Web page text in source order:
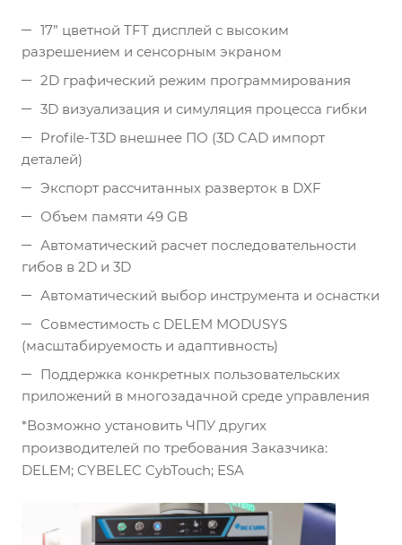
17” цветной TFT дисплей с высоким
разрешением и сенсорным экраном
2D графический режим программирования
3D визуализация и симуляция процесса гибки
Profile-T3D внешнее ПО (3D CAD импорт
деталей)
Экспорт рассчитанных разверток в DXF
Объем памяти 49 GB
Автоматический расчет последовательности
гибов в 2D и 3D
Автоматический выбор инструмента и оснастки
Совместимость с DELEM MODUSYS
(масштабируемость и адаптивность)
Поддержка конкретных пользовательских
приложений в многозадачной среде управления
*Возможно установить ЧПУ других
производителей по требования Заказчика:
DELEM; CYBELEC CybTouch; ESA